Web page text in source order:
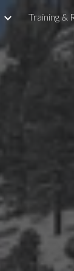
Training &